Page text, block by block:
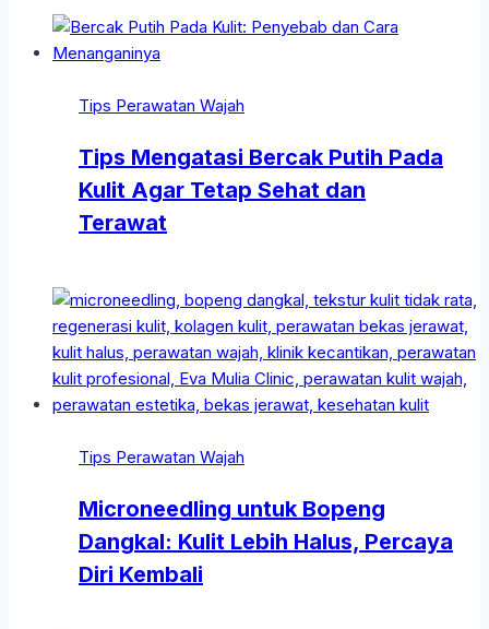
Tips Perawatan Wajah
Tips Mengatasi Bercak Putih Pada
Kulit Agar Tetap Sehat dan
Terawat
Tips Perawatan Wajah
Microneedling untuk Bopeng
Dangkal: Kulit Lebih Halus, Percaya
Diri Kembali